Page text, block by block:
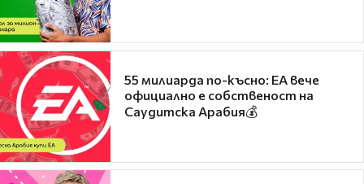
55 милиарда по-късно: EA вече
официално е собственост на
Саудитска Арабия💰